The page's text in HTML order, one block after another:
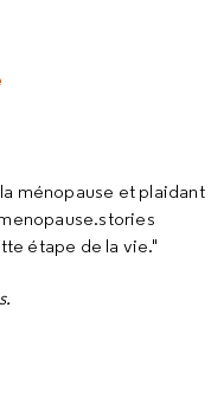
ménopause et plaidant
étape de la vie."